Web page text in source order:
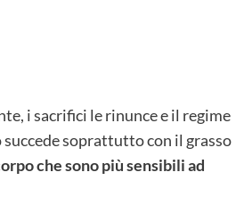
i sacrifici le rinunce e il regime
succede soprattutto con il grasso
che sono più sensibili ad